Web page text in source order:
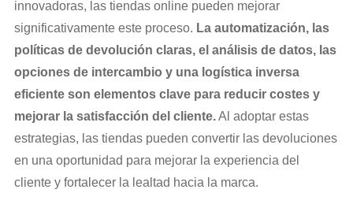
innovadoras, las tiendas online pueden mejorar
significativamente este proceso. La automatización, las
políticas de devolución claras, el análisis de datos, las
opciones de intercambio y una logística inversa
eficiente son elementos clave para reducir costes y
mejorar la satisfacción del cliente.Al adoptar estas
estrategias, las tiendas pueden convertir las devoluciones
en una oportunidad para mejorar la experiencia del
cliente y fortalecer la lealtad hacia la marca.